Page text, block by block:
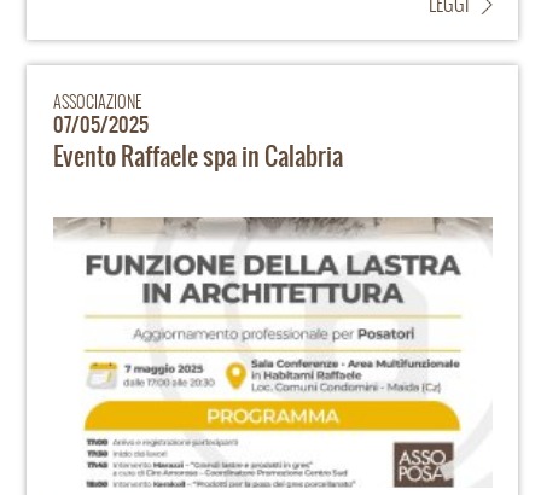
ASSOCIAZIONE
07/05/2025
Evento Raffaele spa in Calabria